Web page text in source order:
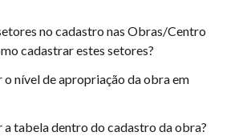
no cadastro nas Obras/Centro
cadastrar estes setores?
nível de apropriação da obra em
tabela dentro do cadastro da obra?